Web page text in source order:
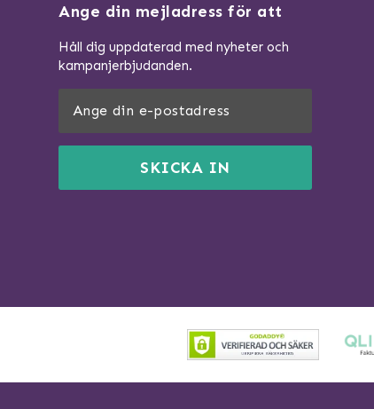
Ange din mejladress för att
Håll dig uppdaterad med nyheter och
kampanjerbjudanden.
SKICKA IN